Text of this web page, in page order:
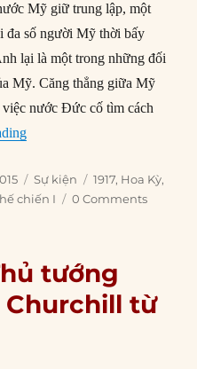
Mỹ giữ trung lập, một
đa số người Mỹ thời bấy
lại là một trong những đối
Mỹ. Căng thẳng giữa Mỹ
nước Đức cố tìm cách
“06/04/1917: Hoa Kỳ chính
Categories
Sự kiện Tags
1917, Hoa Kỳ,
chiến I 0 Comments
tướng
từ